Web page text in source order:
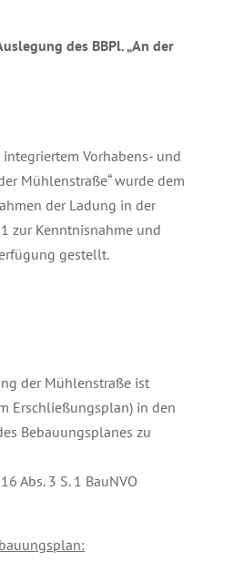
des BBPl. „An der
Vorhabens- und
Mühlenstraße“ wurde dem
der Ladung in der
zur Kenntnisnahme und
gestellt.
der Mühlenstraße ist
Erschließungsplan) in den
Bebauungsplanes zu
Abs. 3 S. 1 BauNVO